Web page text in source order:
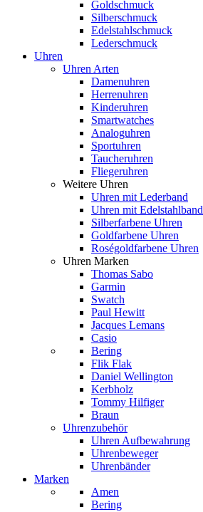
Goldschmuck
Silberschmuck
Edelstahlschmuck
Lederschmuck
Uhren
Uhren Arten
Damenuhren
Herrenuhren
Kinderuhren
Smartwatches
Analoguhren
Sportuhren
Taucheruhren
Fliegeruhren
Weitere Uhren
Uhren mit Lederband
Uhren mit Edelstahlband
Silberfarbene Uhren
Goldfarbene Uhren
Roségoldfarbene Uhren
Uhren Marken
Thomas Sabo
Garmin
Swatch
Paul Hewitt
Jacques Lemans
Casio
Bering
Flik Flak
Daniel Wellington
Kerbholz
Tommy Hilfiger
Braun
Uhrenzubehör
Uhren Aufbewahrung
Uhrenbeweger
Uhrenbänder
Marken
Amen
Bering